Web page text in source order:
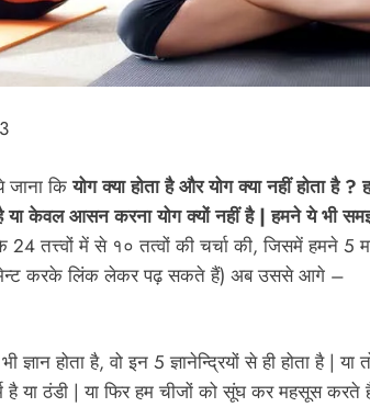
जाना कियोग क्या होता है और योग क्या नहीं होता है
है या केवल आसन करना योग क्यों नहीं है | हमने ये भी
24 तत्त्वों में से १० तत्वों की चर्चा की, जिसमें हमने 5
करके लिंक लेकर पढ़ सकते हैं) अब उससे आगे –
ज्ञान होता है, वो इन 5 ज्ञानेन्द्रियों से ही होता है
है या ठंडी | या फिर हम चीजों को सूंघ कर महसूस